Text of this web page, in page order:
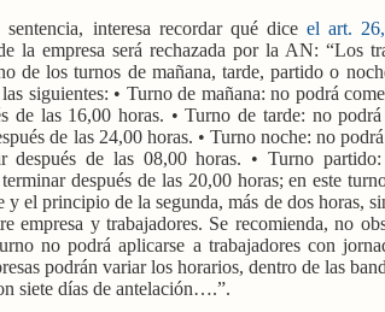
interesa recordar qué dice el art.
la empresa será rechazada por la AN: “Los
de los turnos de mañana, tarde, partido o
siguientes: • Turno de mañana: no podrá
de las 16,00 horas. • Turno de tarde: no
de las 24,00 horas. • Turno noche: no
después de las 08,00 horas. • Turno
después de las 20,00 horas; en este
el principio de la segunda, más de dos horas,
empresa y trabajadores. Se recomienda, no
no podrá aplicarse a trabajadores con
podrán variar los horarios, dentro de las
siete días de antelación….”.